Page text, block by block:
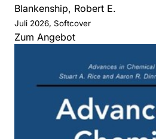
Blankenship, Robert E.
Juli 2026, Softcover
Zum Angebot